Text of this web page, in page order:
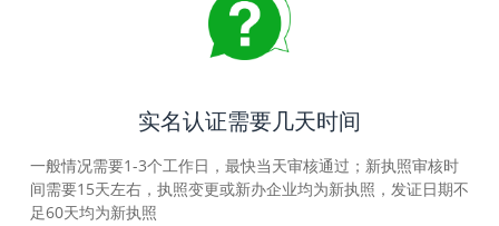
实名认证需要几天时间
一般情况需要1-3个工作日，最快当天审核通过；新执照审核时
间需要15天左右，执照变更或新办企业均为新执照，发证日期不
足60天均为新执照